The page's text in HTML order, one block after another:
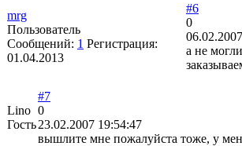
mrg
Пользователь
Сообщений: 1 Регистрация:
01.04.2013
#6
0
а не
Lino
Гость
#7
0
23.02.2007 19:54:47
вышлите мне пожалуйста тоже, у